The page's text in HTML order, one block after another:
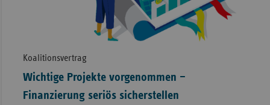
Koalitionsvertrag
Wichtige Projekte vorgenommen –
Finanzierung seriös sicherstellen